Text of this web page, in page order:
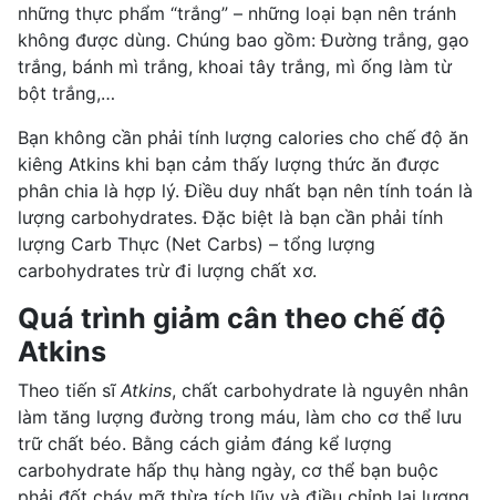
những thực phẩm “trắng” – những loại bạn nên tránh
không được dùng. Chúng bao gồm: Đường trắng, gạo
trắng, bánh mì trắng, khoai tây trắng, mì ống làm từ
bột trắng,…
Bạn không cần phải tính lượng calories cho chế độ ăn
kiêng Atkins khi bạn cảm thấy lượng thức ăn được
phân chia là hợp lý. Điều duy nhất bạn nên tính toán là
lượng carbohydrates. Đặc biệt là bạn cần phải tính
lượng Carb Thực (Net Carbs) – tổng lượng
carbohydrates trừ đi lượng chất xơ.
Quá trình giảm cân theo chế độ
Atkins
Theo tiến sĩ Atkins, chất carbohydrate là nguyên nhân
làm tăng lượng đường trong máu, làm cho cơ thể lưu
trữ chất béo. Bằng cách giảm đáng kể lượng
carbohydrate hấp thụ hàng ngày, cơ thể bạn buộc